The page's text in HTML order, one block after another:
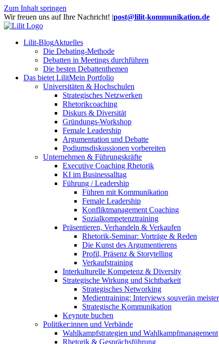
Zum Inhalt springen
Wir freuen uns auf Ihre Nachricht! |post@lilit-kommunikation.de
Lilit-BlogAktuelles
Die Debating-Methode
Debatten in Meetings durchführen
Die besten Debattenthemen
Das bietet LilitMein Portfolio
Universitäten & Hochschulen
Strategisches Netzwerken
Rhetorikcoaching
Diskurs & Diversität
Gründungs-Workshop
Female Leadership
Argumentation und Debatte
Podiumsdiskussionen vorbereiten
Unternehmen & Führungskräfte
Executive Coaching Rhetorik
KI im Businessalltag
Führung / Leadership
Führen mit Kommunikation
Female Leadership
Konfliktmanagement Coaching
Sozialkompetenztraining
Präsentieren, Verhandeln & Verkaufen
Rhetorik-Seminar: Vorträge & Reden
Die Kunst des Argumentierens
Profil, Präsenz & Storytelling
Verkaufstraining
Interkulturelle Kompetenz & Diversity
Strategische Wirkung und Sichtbarkeit
Strategisches Networking
Medientraining: Interviews souverän
Strategische Kommunikation
Keynote buchen
Politiker:innen und Verbände
Wahlkampfstrategien und Wahlkampfmanagement
Rhetorik & Gesprächsführung